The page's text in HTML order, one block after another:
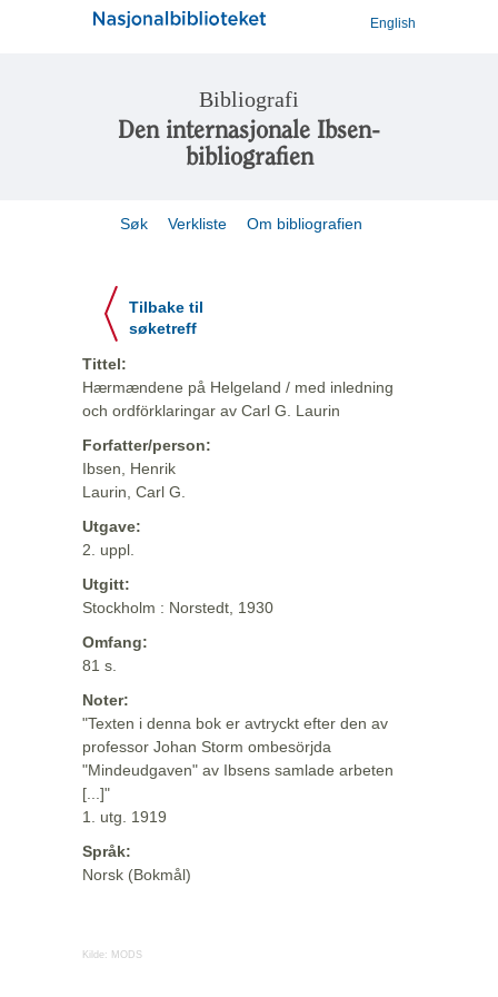
English
Bibliografi
Den internasjonale Ibsen-
bibliografien
Søk Verkliste Om bibliografien
Tilbake til
søketreff
Tittel:
Hærmændene på Helgeland / med inledning
och ordförklaringar av Carl G. Laurin
Forfatter/person:
Ibsen, Henrik
Laurin, Carl G.
Utgave:
2. uppl.
Utgitt:
Stockholm : Norstedt, 1930
Omfang:
81 s.
Noter:
"Texten i denna bok er avtryckt efter den av
professor Johan Storm ombesörjda
"Mindeudgaven" av Ibsens samlade arbeten
[...]"
1. utg. 1919
Språk:
Norsk (Bokmål)
Kilde: MODS